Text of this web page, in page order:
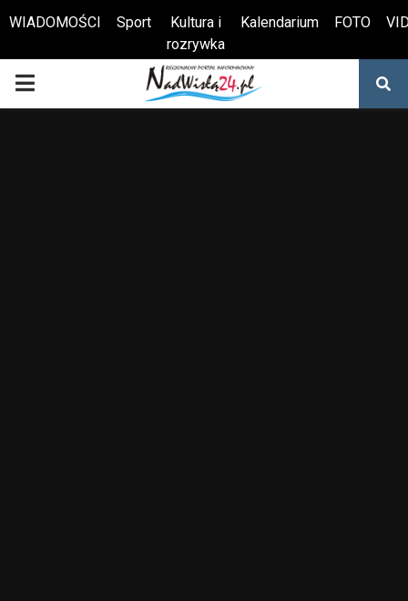
Otwórz pasek narzędzi
WIADOMOŚCI Sport
Kultura i
rozrywka
Kalendarium FOTO
PRIMARY